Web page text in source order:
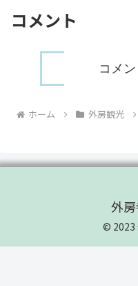
コメント
コメ
ホーム 外房観光
外
© 2023